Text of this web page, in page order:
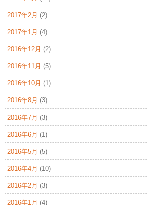
2017年2月 (2)
2017年1月 (4)
2016年12月 (2)
2016年11月 (5)
2016年10月 (1)
2016年8月 (3)
2016年7月 (3)
2016年6月 (1)
2016年5月 (5)
2016年4月 (10)
2016年2月 (3)
2016年1月 (4)